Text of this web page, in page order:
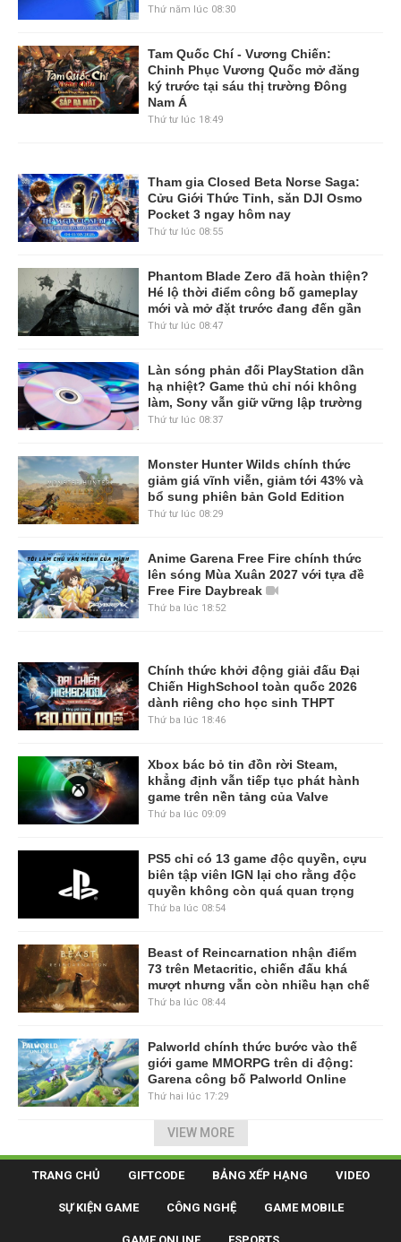
Thứ năm lúc 08:30
Tam Quốc Chí - Vương Chiến:
Chinh Phục Vương Quốc mở đăng
ký trước tại sáu thị trường Đông
Nam Á
Thứ tư lúc 18:49
Tham gia Closed Beta Norse Saga:
Cửu Giới Thức Tỉnh, săn DJI Osmo
Pocket 3 ngay hôm nay
Thứ tư lúc 08:55
Phantom Blade Zero đã hoàn thiện?
Hé lộ thời điểm công bố gameplay
mới và mở đặt trước đang đến gần
Thứ tư lúc 08:47
Làn sóng phản đối PlayStation dần
hạ nhiệt? Game thủ chỉ nói không
làm, Sony vẫn giữ vững lập trường
Thứ tư lúc 08:37
Monster Hunter Wilds chính thức
giảm giá vĩnh viễn, giảm tới 43% và
bổ sung phiên bản Gold Edition
Thứ tư lúc 08:29
Anime Garena Free Fire chính thức
lên sóng Mùa Xuân 2027 với tựa đề
Free Fire Daybreak
Thứ ba lúc 18:52
Chính thức khởi động giải đấu Đại
Chiến HighSchool toàn quốc 2026
dành riêng cho học sinh THPT
Thứ ba lúc 18:46
Xbox bác bỏ tin đồn rời Steam,
khẳng định vẫn tiếp tục phát hành
game trên nền tảng của Valve
Thứ ba lúc 09:09
PS5 chỉ có 13 game độc quyền, cựu
biên tập viên IGN lại cho rằng độc
quyền không còn quá quan trọng
Thứ ba lúc 08:54
Beast of Reincarnation nhận điểm
73 trên Metacritic, chiến đấu khá
mượt nhưng vẫn còn nhiều hạn chế
Thứ ba lúc 08:44
Palworld chính thức bước vào thế
giới game MMORPG trên di động:
Garena công bố Palworld Online
Thứ hai lúc 17:29
VIEW MORE
TRANG CHỦ GIFTCODE BẢNG XẾP HẠNG VIDEO
SỰ KIỆN GAME CÔNG NGHỆ GAME MOBILE